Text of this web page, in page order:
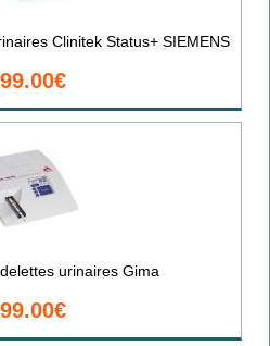
Clinitek Status+ SIEMENS
urinaires Gima